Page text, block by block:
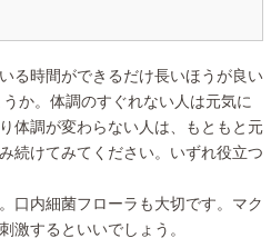
る時間ができるだけ長いほうが良い
か。体調のすぐれない人は元気に
体調が変わらない人は、もともと元
続けてみてください。いずれ役立つ
口内細菌フローラも大切です。マク
激するといいでしょう。